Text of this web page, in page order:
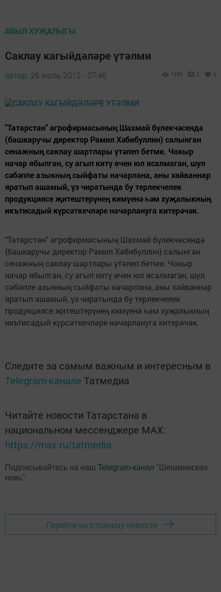
АВЫЛ ХУҖАЛЫГЫ
Саклау кагыйдәләре үтәлми
автор, 26 июль 2012 - 07:46 1356 0 0
"Татарстан" агрофирмасының Шахмай бүлекчәсендә
(башкаручы директор Рамил Хәбибуллин) салынган
сенажның саклау шартлары үтәлеп бетми. Чокыр
начар ябылган, су агып китү өчен юл ясалмаган, шул
сәбәпле азыкның сыйфаты начарлана, аны хайваннар
яратып ашамый, үз чиратында бу терлекчелек
продукциясе җитештерүнең кимүенә һәм хуҗалыкның
икътисадый күрсәткечләре начарлануга китерәчәк.
"Татарстан" агрофирмасының Шахмай бүлекчәсендә
(башкаручы директор Рамил Хәбибуллин) салынган
сенажның саклау шартлары үтәлеп бетми. Чокыр
начар ябылган, су агып китү өчен юл ясалмаган, шул
сәбәпле азыкның сыйфаты начарлана, аны хайваннар
яратып ашамый, үз чиратында бу терлекчелек
продукциясе җитештерүнең кимүенә һәм хуҗалыкның
икътисадый күрсәткечләре начарлануга китерәчәк.
Следите за самым важным и интересным в
Telegram-канале Татмедиа
Читайте новости Татарстана в
национальном мессенджере MАХ:
https://max.ru/tatmedia
Подписывайтесь на наш Telegram-канал "Шешминская
новь"
Перейти на страницу новости